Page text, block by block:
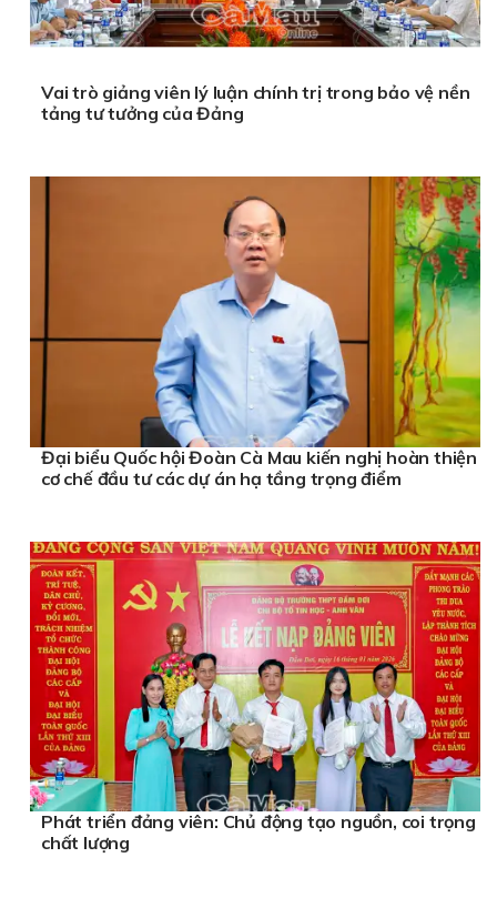
Vai trò giảng viên lý luận chính trị trong bảo vệ nền
tảng tư tưởng của Đảng
Đại biểu Quốc hội Đoàn Cà Mau kiến nghị hoàn thiện
cơ chế đầu tư các dự án hạ tầng trọng điểm
Phát triển đảng viên: Chủ động tạo nguồn, coi trọng
chất lượng